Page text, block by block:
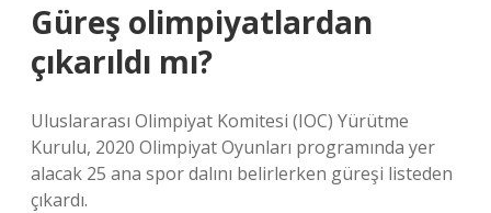
Güreş olimpiyatlardan
çıkarıldı mı?
Uluslararası Olimpiyat Komitesi (IOC) Yürütme
Kurulu, 2020 Olimpiyat Oyunları programında yer
alacak 25 ana spor dalını belirlerken güreşi listeden
çıkardı.